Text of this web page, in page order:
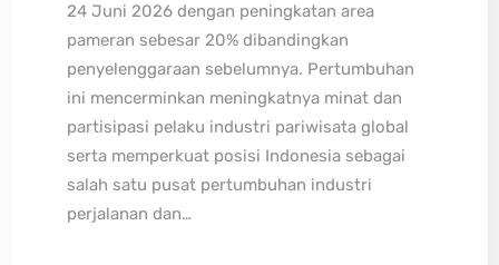
24 Juni 2026 dengan peningkatan area
pameran sebesar 20% dibandingkan
penyelenggaraan sebelumnya. Pertumbuhan
ini mencerminkan meningkatnya minat dan
partisipasi pelaku industri pariwisata global
serta memperkuat posisi Indonesia sebagai
salah satu pusat pertumbuhan industri
perjalanan dan…